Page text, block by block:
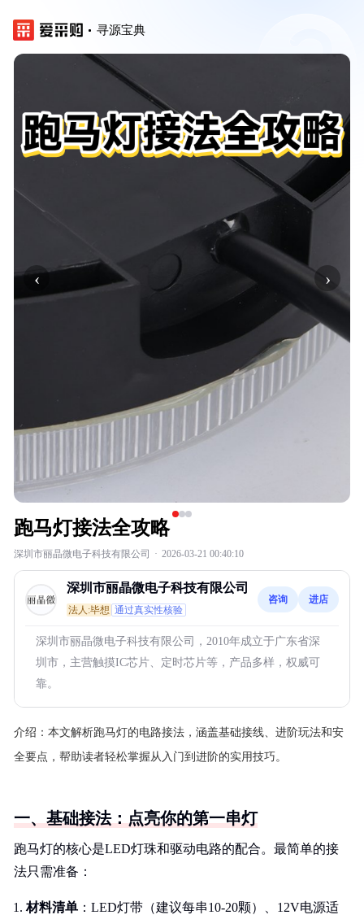
寻源宝典
‹ ›
跑马灯接法全攻略
深圳市丽晶微电子科技有限公司 · 2026-03-21 00:40:10
深圳市丽晶微电子科技有限公司
法人:毕想 通过真实性核验
咨询 进店
深圳市丽晶微电子科技有限公司，2010年成立于广东省深
圳市，主营触摸IC芯片、定时芯片等，产品多样，权威可
靠。
介绍： 本文解析跑马灯的电路接法，涵盖基础接线、进阶玩法和安
全要点，帮助读者轻松掌握从入门到进阶的实用技巧。
一、基础接法：点亮你的第一串灯
跑马灯的核心是LED灯珠和驱动电路的配合。最简单的接
法只需准备：
材料清单 ：LED灯带（建议每串10-20颗）、12V电源适